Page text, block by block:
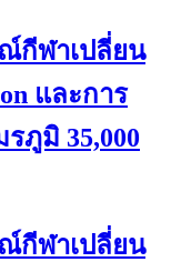
กีฬาเปลี่ยน
และการ
ภูมิ 35,000
กีฬาเปลี่ยน